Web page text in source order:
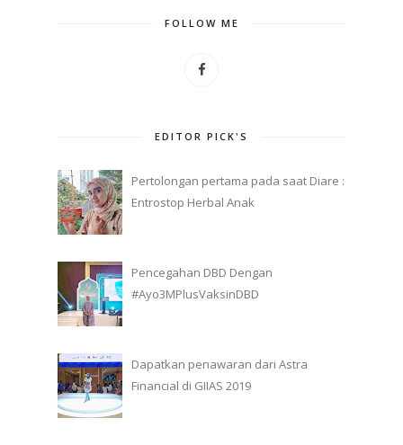
FOLLOW ME
EDITOR PICK'S
Pertolongan pertama pada saat Diare :
Entrostop Herbal Anak
Pencegahan DBD Dengan
#Ayo3MPlusVaksinDBD
Dapatkan penawaran dari Astra
Financial di GIIAS 2019